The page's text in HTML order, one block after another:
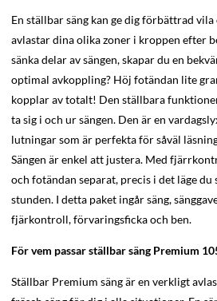
En ställbar säng kan ge dig förbättrad
avlastar dina olika zoner i kroppen efter
sänka delar av sängen, skapar du en
optimal avkoppling? Höj fotändan lite
kopplar av totalt! Den ställbara
ta sig i och ur sängen. Den är en
lutningar som är perfekta för såväl
Sängen är enkel att justera. Med
och fotändan separat, precis i det läge
stunden. I detta paket ingår säng,
fjärkontroll, förvaringsficka och ben.
För vem passar ställbar säng Premium
Ställbar Premium säng är en verkligt